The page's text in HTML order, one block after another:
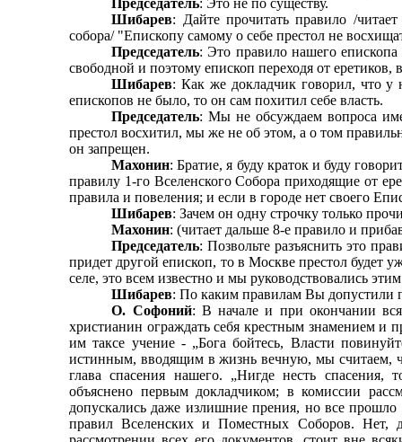
Шибарев: Дайте прочитать правило /
собора/ "Епископу самому о себе престол не
Председатель: Это правило нашего
сво­бодной и поэтому епископ переходя от
Шибарев: Как же докладчик говорил, что у
епи­скопов не было, то он сам похитил себе власть.
Председатель: Мы не обсуждаем вопроса
престол восхитил, мы же не об этом, а о том
он запрещен.
Махонин: Братие, я буду краток и буду
правилу 1-го Вселенского Собора приходящие от
правила и повеления; и если в городе нет своего
Шибарев: Зачем он одну строчку только
Махонин: (читает дальше 8-е правило и
Председатель: Позвольте разъяснить это
придет другой епископ, то в Москве престол будет
селе, это всем известно и мы руководствовались
Шибарев: По каким правилам Вы допустили
О. Софоний: В начале и при окончании
христианин ограждать себя крестным знамением и
им таксе учение - „Бога бойтесь, Власти
истинным, вводящим в жизнь вечную, мы считаем,
глава спасения нашего. „Нигде несть
объяснено первым докладчиком; в комиссии
допускались даже излишние прения, но все
правил Вселенских и Поместных Соборов. Нет,